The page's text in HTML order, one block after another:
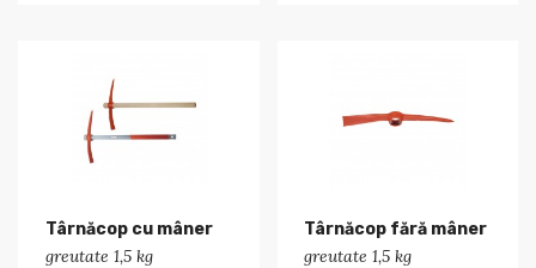
Târnăcop cu mâner
greutate 1,5 kg
Târnăcop fără mâner
greutate 1,5 kg